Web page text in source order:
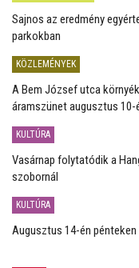
Sajnos az eredmény
parkokban
KÖZLEMÉNYEK
A Bem József utca
áramszünet augusztus 10-
KULTÚRA
Vasárnap folytatódik a
szobornál
KULTÚRA
Augusztus 14-én